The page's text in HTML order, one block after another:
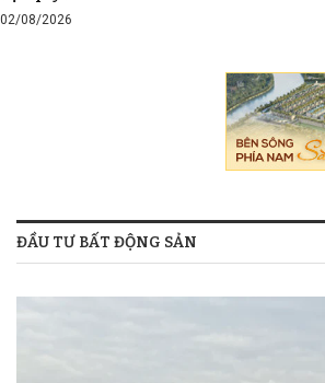
02/08/2026
ĐẦU TƯ BẤT ĐỘNG SẢN